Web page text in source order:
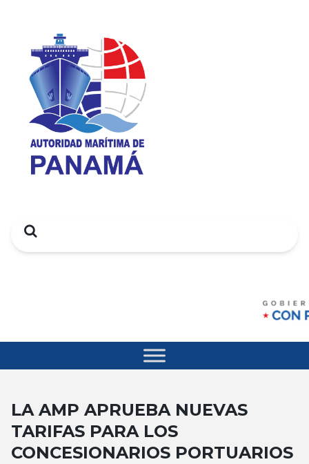
Search
LA AMP APRUEBA NUEVAS
TARIFAS PARA LOS
CONCESIONARIOS PORTUARIOS